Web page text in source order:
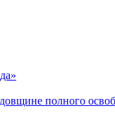
полного